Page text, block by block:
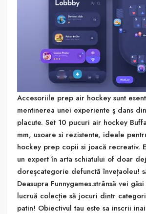
Accesoriile prep air hockey sunt
mentinerea unei experiente ş dans
placute. Set 10 pucuri air hockey
mm, usoare si rezistente, ideale
hockey prep copii si joacă recreativ.
un expert în arta schiatului of doar
doreșcategorie defunctă învețaoleu!
Deasupra Funnygames.strânsă vei
lucruă colecție să jocuri dintr
patin! Obiectivul tau este sa inscrii